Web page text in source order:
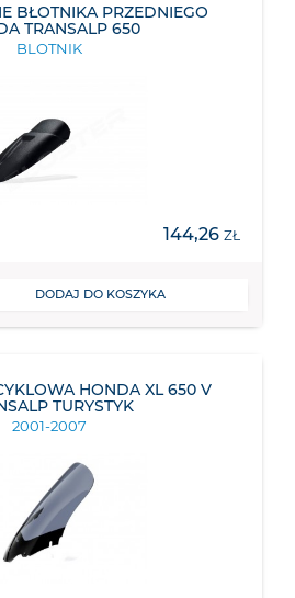
BŁOTNIKA PRZEDNIEGO
TRANSALP 650
BLOTNIK
144,26 ZŁ
DODAJ DO KOSZYKA
HONDA XL 650 V
TURYSTYK
2001-2007